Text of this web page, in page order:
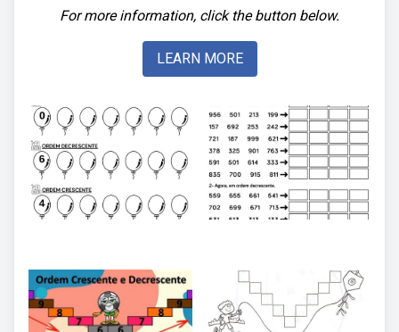
For more information, click the button below.
LEARN MORE